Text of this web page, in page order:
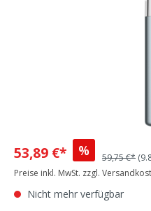
53,89 €* % 59,75 €*
Preise inkl. MwSt. zzgl.
Nicht mehr verfügbar